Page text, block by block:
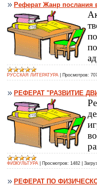
Реферат Жанр послания
РУССКАЯ ЛИТЕРАТУРА Просмотров:
РЕФЕРАТ "РАЗВИТИЕ
ФИЗКУЛЬТУРА Просмотров: 1482
РЕФЕРАТ ПО